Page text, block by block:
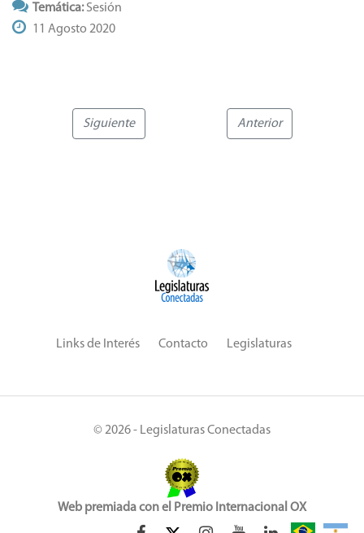
Temática:Sesión
11 Agosto 2020
Siguiente Anterior
Links de Interés Contacto Legislaturas
© 2026 - Legislaturas Conectadas
Web premiada con el Premio Internacional OX